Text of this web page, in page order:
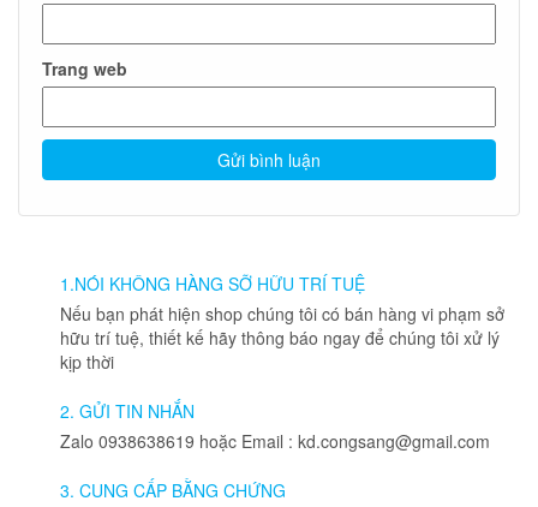
Trang web
1.NÓI KHÔNG HÀNG SỠ HỮU TRÍ TUỆ
Nếu bạn phát hiện shop chúng tôi có bán hàng vi phạm sở
hữu trí tuệ, thiết kế hãy thông báo ngay để chúng tôi xử lý
kịp thời
2. GỬI TIN NHẮN
Zalo 0938638619 hoặc Email : kd.congsang@gmail.com
3. CUNG CẤP BẰNG CHỨNG